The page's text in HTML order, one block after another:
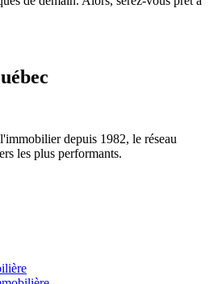
depuis 1982, le réseau
les plus performants.